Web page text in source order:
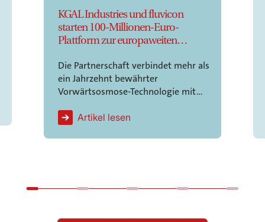
KGAL Industries und fluvicon
starten 100-Millionen-Euro-
Plattform zur europaweiten
Wasseraufbereitung als
Dienstleistung
Die Partnerschaft verbindet mehr als
ein Jahrzehnt bewährter
Vorwärtsosmose-Technologie mit
Strukturierungskompetenz und dem
Artikel lesen